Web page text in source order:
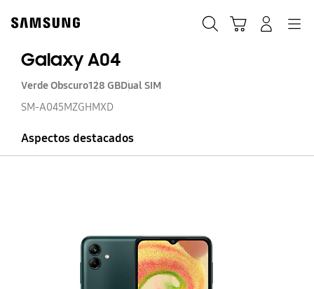
content
Galaxy A04
Verde Obscuro128 GBDual SIM
SM-A045MZGHMXD
Aspectos destacados